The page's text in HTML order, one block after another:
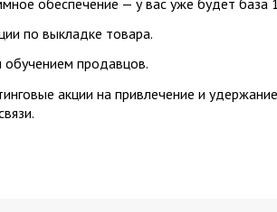
обеспечение — у вас уже будет база
по выкладке товара.
продавцов.
акции на привлечение и